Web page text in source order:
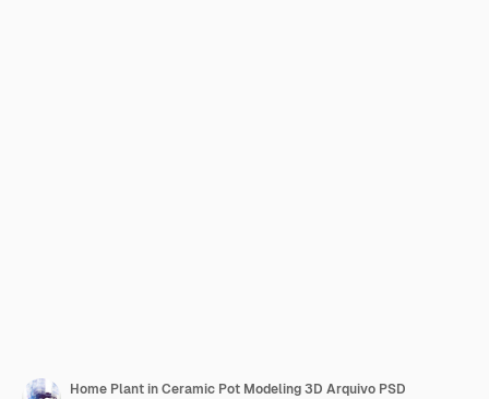
Home Plant in Ceramic Pot Modeling 3D Arquivo PSD